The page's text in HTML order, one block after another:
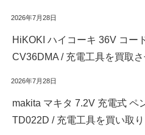
2026年7月28日
HiKOKI ハイコーキ 36V コー
CV36DMA / 充電工具を買取
2026年7月28日
makita マキタ 7.2V 充電式 ペ
TD022D / 充電工具を買い取